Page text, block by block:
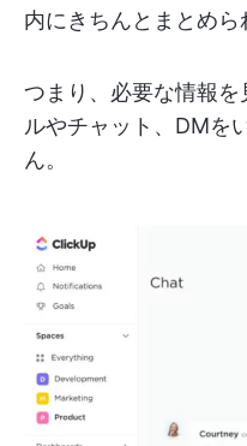
内にきちんとまとめら
つまり、必要な情報
ルやチャット、DMを
ん。